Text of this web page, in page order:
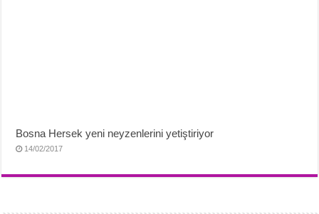
Bosna Hersek yeni neyzenlerini yetiştiriyor
14/02/2017